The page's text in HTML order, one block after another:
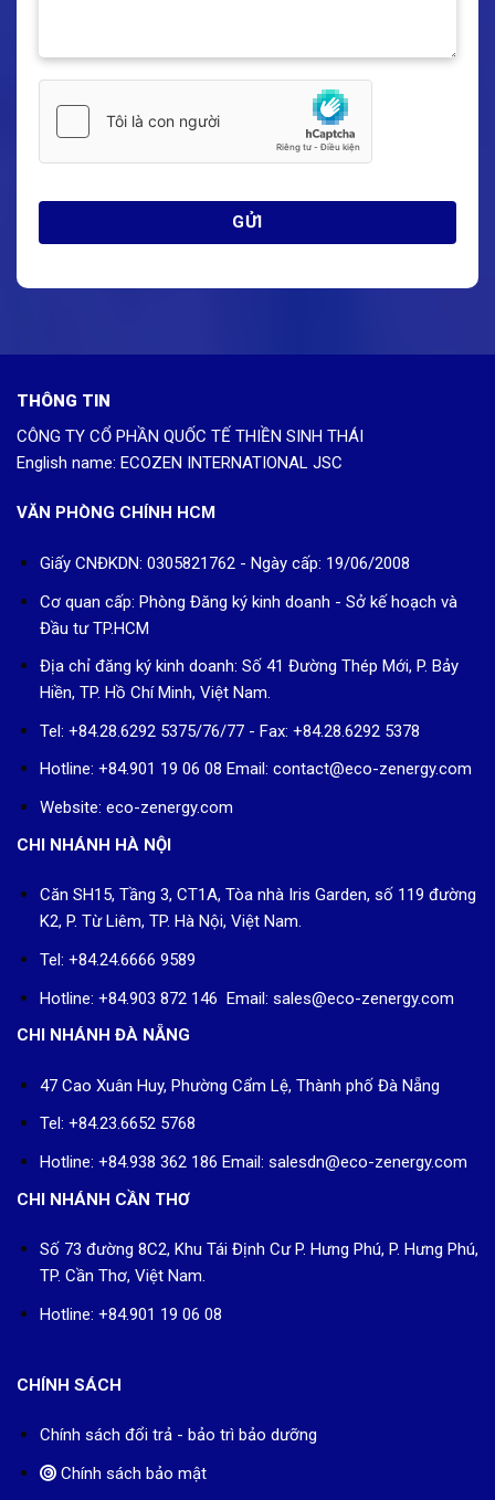
THÔNG TIN
CÔNG TY CỔ PHẦN QUỐC TẾ THIỀN SINH THÁI
English name: ECOZEN INTERNATIONAL JSC
VĂN PHÒNG CHÍNH HCM
Giấy CNĐKDN: 0305821762 - Ngày cấp: 19/06/2008
Cơ quan cấp: Phòng Đăng ký kinh doanh - Sở kế hoạch và
Đầu tư TP.HCM
Địa chỉ đăng ký kinh doanh: Số 41 Đường Thép Mới, P. Bảy
Hiền, TP. Hồ Chí Minh, Việt Nam.
Tel: +84.28.6292 5375/76/77 - Fax: +84.28.6292 5378
Hotline: +84.901 19 06 08 Email: contact@eco-zenergy.com
Website: eco-zenergy.com
CHI NHÁNH HÀ NỘI
Căn SH15, Tầng 3, CT1A, Tòa nhà Iris Garden, số 119 đường
K2, P. Từ Liêm, TP. Hà Nội, Việt Nam.
Tel: +84.24.6666 9589
Hotline: +84.903 872 146 Email: sales@eco-zenergy.com
CHI NHÁNH ĐÀ NẴNG
47 Cao Xuân Huy, Phường Cẩm Lệ, Thành phố Đà Nẵng
Tel: +84.23.6652 5768
Hotline: +84.938 362 186 Email: salesdn@eco-zenergy.com
CHI NHÁNH CẦN THƠ
Số 73 đường 8C2, Khu Tái Định Cư P. Hưng Phú, P. Hưng Phú,
TP. Cần Thơ, Việt Nam.
Hotline: +84.901 19 06 08
CHÍNH SÁCH
Chính sách đổi trả - bảo trì bảo dưỡng
Chính sách bảo mật